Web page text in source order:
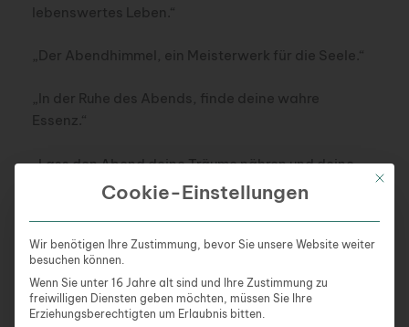
lebenswertes Leben.“
„Der Abendhimmel, ein Meisterwerk für die Seele.“
„In der Ruhe des Abends, finde deine wahre
Essenz.“
„Lass den Abend deine Träume nähren und deine
Hoffnungen stärken.“
Harmonie.“
Mit
Cookie-Einstellungen
Wir benötigen Ihre Zustimmung, bevor Sie unsere Website weiter
besuchen können.
Wenn Sie unter 16 Jahre alt sind und Ihre Zustimmung zu
freiwilligen Diensten geben möchten, müssen Sie Ihre
Erziehungsberechtigten um Erlaubnis bitten.